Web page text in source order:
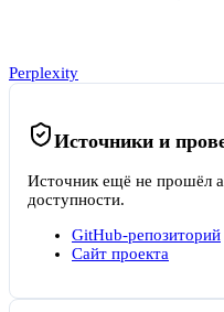
Perplexity
Источники и
Источник ещё не прошёл
доступности.
GitHub-репозиторий
Сайт проекта